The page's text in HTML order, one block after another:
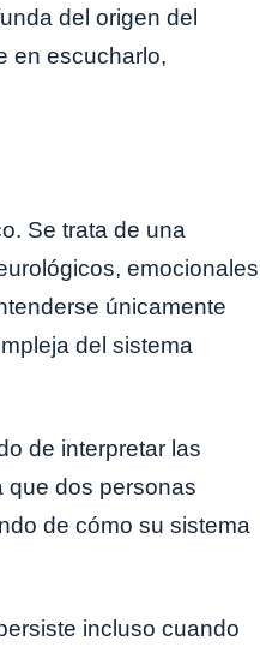
del origen del
en escucharlo,
Se trata de una
emocionales
únicamente
del sistema
de interpretar las
que dos personas
de cómo su sistema
incluso cuando